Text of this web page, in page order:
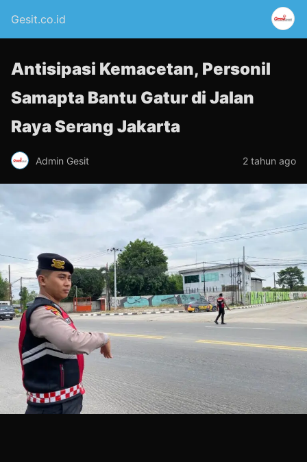
Gesit.co.id
Antisipasi Kemacetan, Personil
Samapta Bantu Gatur di Jalan
Raya Serang Jakarta
Admin Gesit 2 tahun ago